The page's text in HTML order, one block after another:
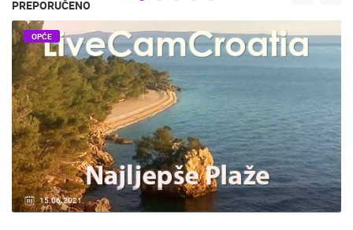
PREPORUČENO
15.06.2021.
OPĆE